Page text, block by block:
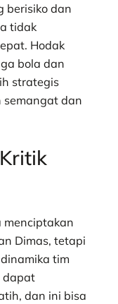
berisiko dan
tidak
Hodak
bola dan
strategis
dan
menciptakan
Dimas, tetapi
tim
dapat
dan ini bisa